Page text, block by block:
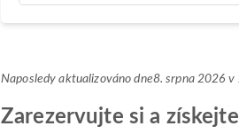
Naposledy aktualizováno dne8. srpna 2026
Zarezervujte si a